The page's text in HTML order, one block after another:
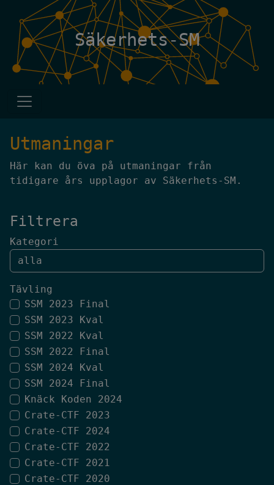
Säkerhets-SM
Utmaningar
Här kan du öva på utmaningar från
tidigare års upplagor av Säkerhets-SM.
Filtrera
Kategori
Tävling
SSM 2023 Final
SSM 2023 Kval
SSM 2022 Kval
SSM 2022 Final
SSM 2024 Kval
SSM 2024 Final
Knäck Koden 2024
Crate-CTF 2023
Crate-CTF 2024
Crate-CTF 2022
Crate-CTF 2021
Crate-CTF 2020